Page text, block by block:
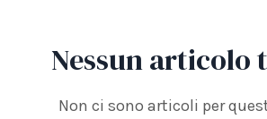
Nessun articolo
Non ci sono articoli per